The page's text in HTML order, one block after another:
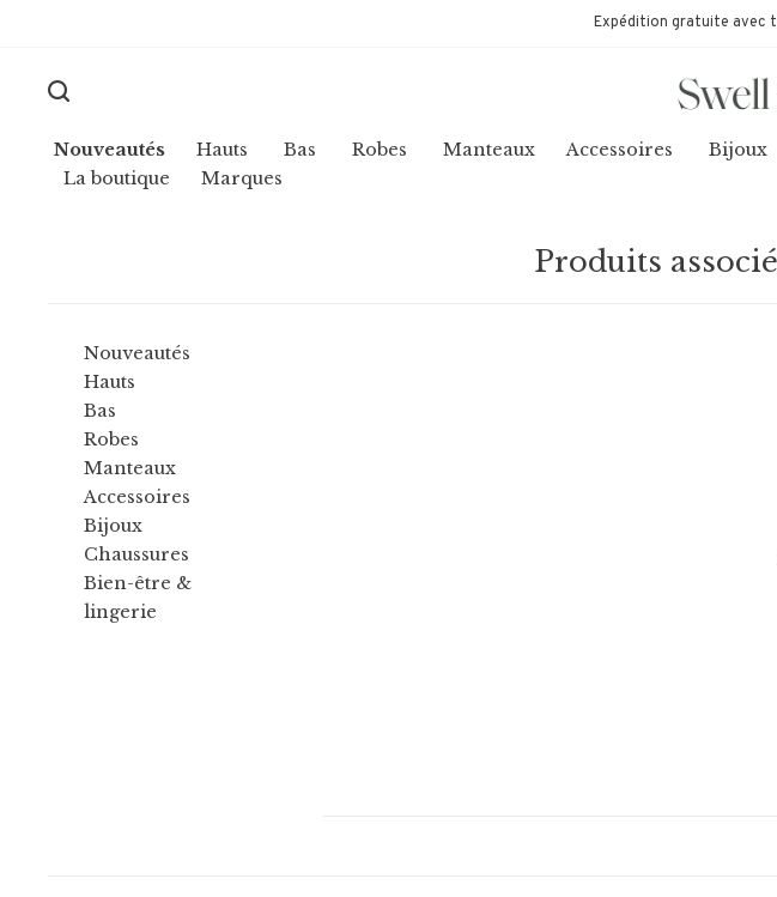
Expédition gratuite avec
Nouveautés Hauts Bas Robes Manteaux Accessoires Bijoux
La boutique
Marques
Produits
Nouveautés
Hauts
Bas
Robes
Manteaux
Accessoires
Bijoux
Chaussures
Bien-être &
lingerie